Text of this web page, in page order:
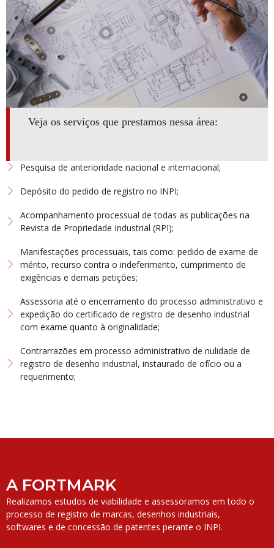
Veja os serviços que prestamos nessa área:
Pesquisa de anterioridade nacional e internacional;
Depósito do pedido de registro no INPI;
Acompanhamento processual de todas as publicações na
Revista de Propriedade Industrial (RPI);
Manifestações processuais, tais como: pedido de exame de
mérito, recurso contra o indeferimento, cumprimento de
exigências e demais petições;
Assessoria até o encerramento do processo administrativo e
expedição do certificado de registro de desenho industrial
com exame quanto à originalidade;
Contrarrazões em processo administrativo de nulidade de
registro de desenho industrial, instaurado de ofício ou a
requerimento;
A FORTMARK
Realizamos estudos de viabilidade e assessoramos em todo o
processo de registro de marcas, desenhos industriais,
softwares e de concessão de patentes perante o INPI.